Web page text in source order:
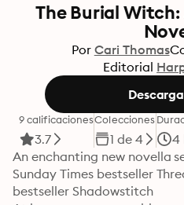
The Burial
Por Cari Thomas
Editorial
9 calificaciones
3.7
Colecciones
1 de 4 4
An enchanting new novella
Sunday Times bestseller
bestseller Shadowstitch